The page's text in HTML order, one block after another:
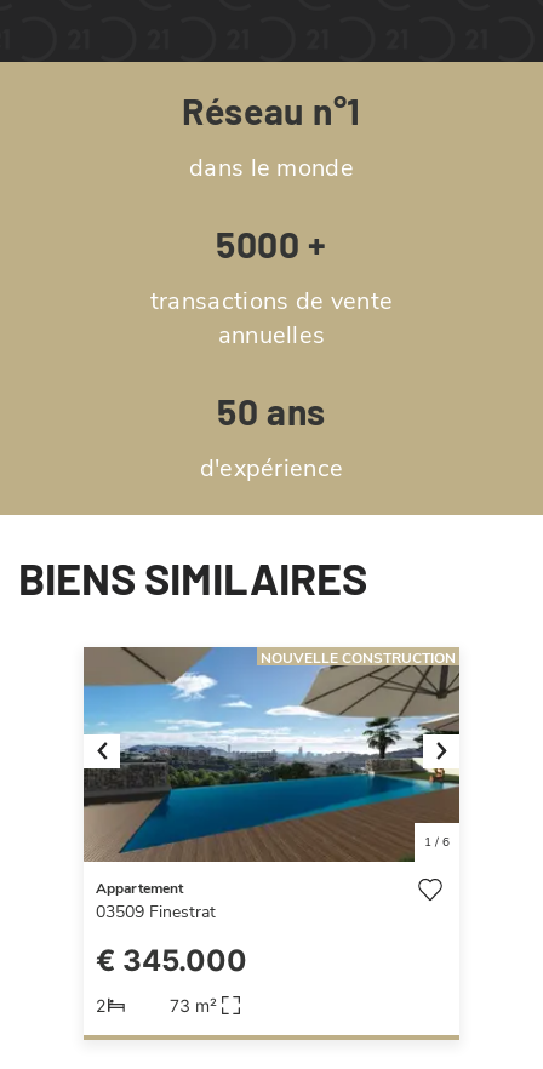
Réseau n°1
dans le monde
5000 +
transactions de vente
annuelles
50 ans
d'expérience
BIENS SIMILAIRES
Previous Next
1/ 6
NOUVELLE CONSTRUCTION
Appartement
03509 Finestrat
€ 345.000
2 73 m²